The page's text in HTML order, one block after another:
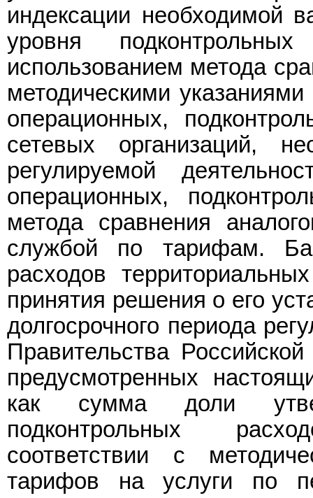
индексации необходимой
уровня
использованием метода
методическими
операционных,
сетевых организаций,
регулируемой
операционных,
метода сравнения
службой по тарифам.
расходов
принятия решения о его
долгосрочного периода
Правительства
предусмотренных
как сумма доли
подконтрольных
соответствии с
тарифов на услуги по